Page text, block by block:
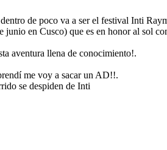
de poco va a ser el festival Inti
junio en Cusco) que es en honor al sol
aventura llena de conocimiento!.
me voy a sacar un AD!!.
se despiden de Inti